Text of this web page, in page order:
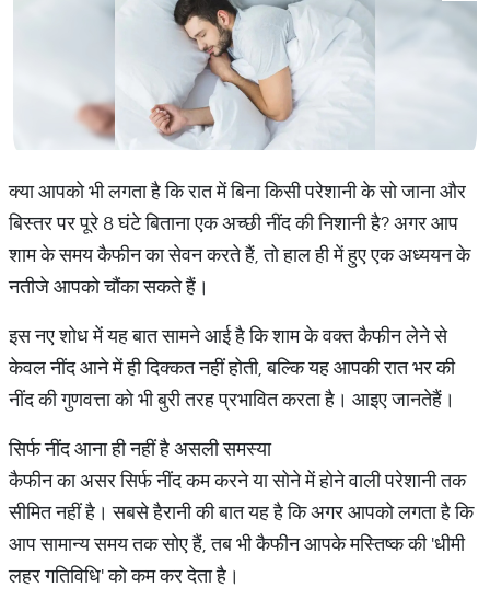
क्या आपको भी लगता है कि रात में बिना किसी परेशानी के सो जाना और
बिस्तर पर पूरे 8 घंटे बिताना एक अच्छी नींद की निशानी है? अगर आप
शाम के समय कैफीन का सेवन करते हैं, तो हाल ही में हुए एक अध्ययन के
नतीजे आपको चौंका सकते हैं।
इस नए शोध में यह बात सामने आई है कि शाम के वक्त कैफीन लेने से
केवल नींद आने में ही दिक्कत नहीं होती, बल्कि यह आपकी रात भर की
नींद की गुणवत्ता को भी बुरी तरह प्रभावित करता है। आइए जानतेहैं।
सिर्फ नींद आना ही नहीं है असली समस्या
कैफीन का असर सिर्फ नींद कम करने या सोने में होने वाली परेशानी तक
सीमित नहीं है। सबसे हैरानी की बात यह है कि अगर आपको लगता है कि
आप सामान्य समय तक सोए हैं, तब भी कैफीन आपके मस्तिष्क की 'धीमी
लहर गतिविधि' को कम कर देता है।